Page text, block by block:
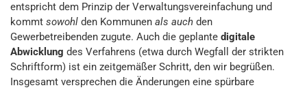
entspricht dem Prinzip der Verwaltungsvereinfachung und
kommt sowohl den Kommunen als auch den
Gewerbetreibenden zugute. Auch die geplante digitale
Abwicklung des Verfahrens (etwa durch Wegfall der strikten
Schriftform) ist ein zeitgemäßer Schritt, den wir begrüßen.
Insgesamt versprechen die Änderungen eine spürbare